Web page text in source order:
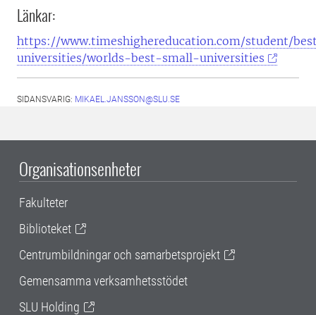
Länkar:
https://www.timeshighereducation.com/student/
universities/worlds-best-small-universities
SIDANSVARIG: MIKAEL.JANSSON@SLU.SE
Organisationsenheter
Fakulteter
Biblioteket
Centrumbildningar och samarbetsprojekt
Gemensamma verksamhetsstödet
SLU Holding